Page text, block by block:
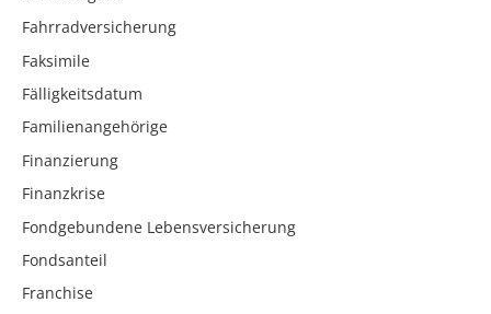
Fahrradversicherung
Faksimile
Fälligkeitsdatum
Familienangehörige
Finanzierung
Finanzkrise
Fondgebundene Lebensversicherung
Fondsanteil
Franchise